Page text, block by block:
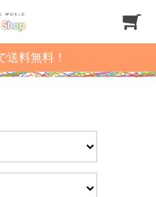
送料無料！